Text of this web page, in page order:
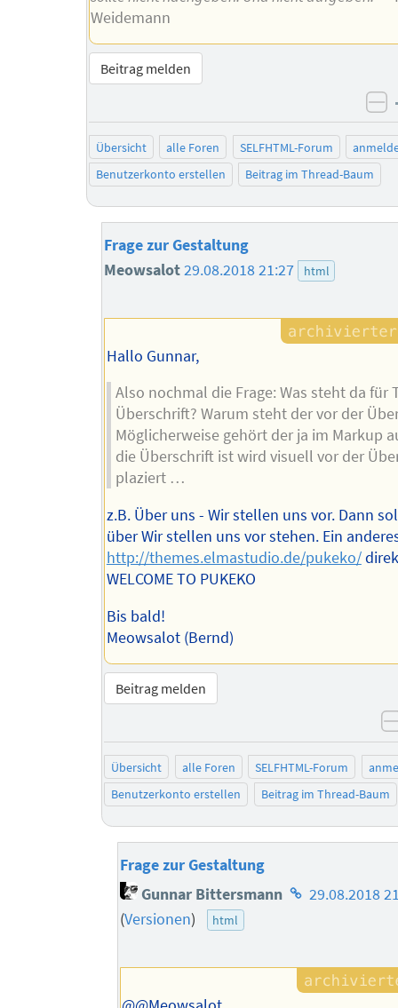
Weidemann
Beitrag melden
Übersicht alle Foren SELFHTML-Forum
Benutzerkonto erstellen
Beitrag im Thread-Baum
Frage zur Gestaltung
Meowsalot29.08.2018 21:27 html
Hallo Gunnar,
Also nochmal die Frage: Was steht da für
Überschrift? Warum steht der vor der
Möglicherweise gehört der ja im Markup
die Überschrift ist wird visuell vor der
plaziert …
z.B. Über uns - Wir stellen uns vor. Dann
über Wir stellen uns vor stehen. Ein
http://themes.elmastudio.de/pukeko/
WELCOME TO PUKEKO
Bis bald!
Meowsalot (Bernd)
Beitrag melden
Übersicht alle Foren SELFHTML-Forum
Benutzerkonto erstellen
Beitrag im Thread-Baum
Frage zur Gestaltung
Gunnar Bittersmann Homepage
29.08.2018
(Versionen) html